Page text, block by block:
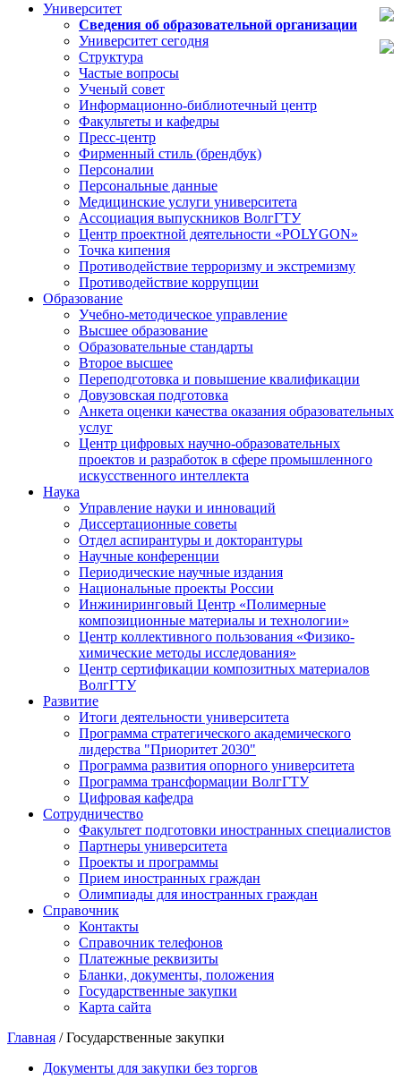
Университет
Сведения об образовательной организации
Университет сегодня
Структура
Частые вопросы
Ученый совет
Информационно-библиотечный центр
Факультеты и кафедры
Пресс-центр
Фирменный стиль (брендбук)
Персоналии
Персональные данные
Медицинские услуги университета
Ассоциация выпускников ВолгГТУ
Центр проектной деятельности «POLYGON»
Точка кипения
Противодействие терроризму и экстремизму
Противодействие коррупции
Образование
Учебно-методическое управление
Высшее образование
Образовательные стандарты
Второе высшее
Переподготовка и повышение квалификации
Довузовская подготовка
Анкета оценки качества оказания образовательных
услуг
Центр цифровых научно-образовательных
проектов и разработок в сфере промышленного
искусственного интеллекта
Наука
Управление науки и инноваций
Диссертационные советы
Отдел аспирантуры и докторантуры
Научные конференции
Периодические научные издания
Национальные проекты России
Инжиниринговый Центр «Полимерные
композиционные материалы и технологии»
Центр коллективного пользования «Физико-
химические методы исследования»
Центр сертификации композитных материалов
ВолгГТУ
Развитие
Итоги деятельности университета
Программа стратегического академического
лидерства "Приоритет 2030"
Программа развития опорного университета
Программа трансформации ВолгГТУ
Цифровая кафедра
Сотрудничество
Факультет подготовки иностранных специалистов
Партнеры университета
Проекты и программы
Прием иностранных граждан
Олимпиады для иностранных граждан
Справочник
Контакты
Справочник телефонов
Платежные реквизиты
Бланки, документы, положения
Государственные закупки
Карта сайта
Главная / Государственные закупки
Документы для закупки без торгов